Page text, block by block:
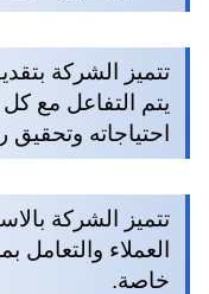
تتميز الشركة
يتم التفاعل مع
احتياجاته وتحقيق
تتميز الشركة
العملاء
خاصة.